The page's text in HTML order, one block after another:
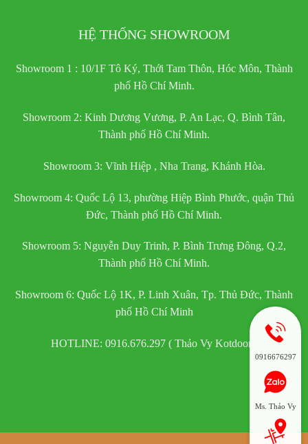
HỆ THỐNG SHOWROOM
Showroom 1 : 10/1F Tô Ký, Thới Tam Thôn, Hóc Môn, Thành
phố Hồ Chí Minh.
Showroom 2: Kinh Dương Vương, P. An Lạc, Q. Bình Tân,
Thành phố Hồ Chí Minh.
Showroom 3: Vĩnh Hiệp , Nha Trang, Khánh Hòa.
Showroom 4: Quốc Lộ 13, phường Hiệp Bình Phước, quận Thủ
Đức, Thành phố Hồ Chí Minh.
Showroom 5: Nguyễn Duy Trinh, P. Bình Trưng Đông, Q.2,
Thành phố Hồ Chí Minh.
Showroom 6: Quốc Lộ 1K, P. Linh Xuân, Tp. Thủ Đức, Thành
phố Hồ Chí Minh
HOTLINE: 0916.676.297 ( Thảo Vy Kotdoor )
0916676297
Ms. Thảo Vy